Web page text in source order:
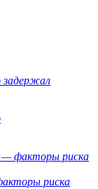
задержал
риска